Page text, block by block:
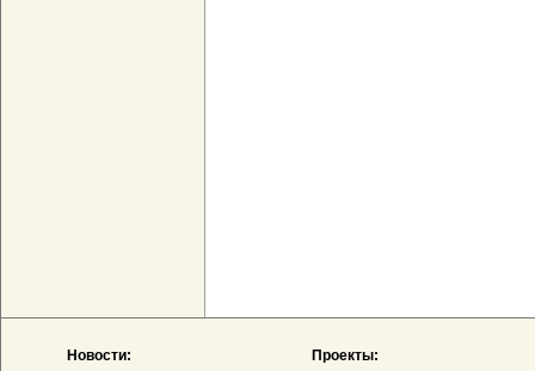
Новости: Проекты: